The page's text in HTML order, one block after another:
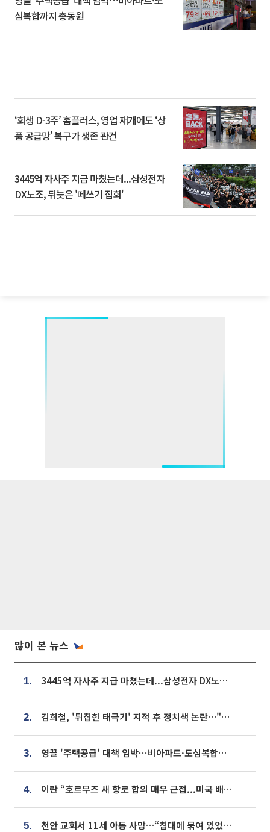
심복합까지 총동원
‘회생 D-3주’ 홈플러스, 영업 재개에도 ‘상
품 공급망’ 복구가 생존 관건
3445억 자사주 지급 마쳤는데...삼성전자
DX노조, 뒤늦은 '떼쓰기 집회'
많이 본 뉴스
1. 3445억 자사주 지급 마쳤는데...삼성전자 DX노조, 뒤늦은 '떼쓰기 집회'
2. 김희철, '뒤집힌 태극기' 지적 후 정치색 논란…"좌우 떠나 우리나라 국기"
3. 영끌 '주택공급' 대책 임박⋯비아파트·도심복합까지 총동원
4. 이란 “호르무즈 새 항로 합의 매우 근접...미국 배상 먼저”
5. 천안 교회서 11세 아동 사망…“침대에 묶여 있었다” 진술 확보